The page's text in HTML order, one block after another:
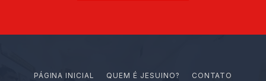
PÁGINA INICIAL Q U EM É J ES U I N O?
CONTATO